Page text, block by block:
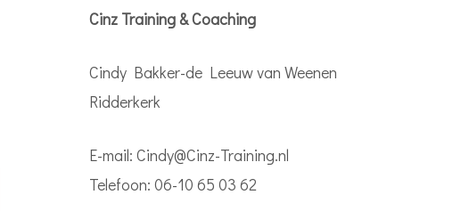
Cinz Training & Coaching
Cindy Bakker-de Leeuw van Weenen
Ridderkerk
E-mail: Cindy@Cinz-Training.nl
Telefoon: 06-10 65 03 62